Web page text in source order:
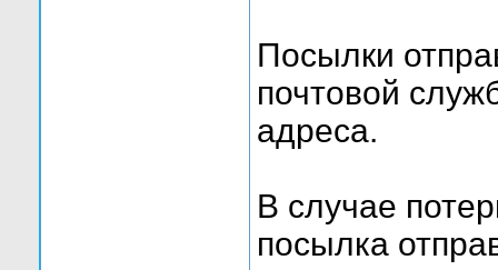
Посылки
почтовой
адреса.
В случае
посылка